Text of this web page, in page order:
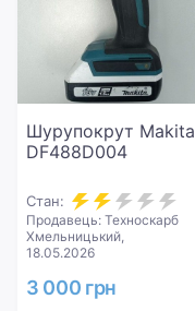
Шурупокрут Makita
DF488D004
Стан:
Продавець: Техноскарб
Хмельницький,
18.05.2026
3 000 грн